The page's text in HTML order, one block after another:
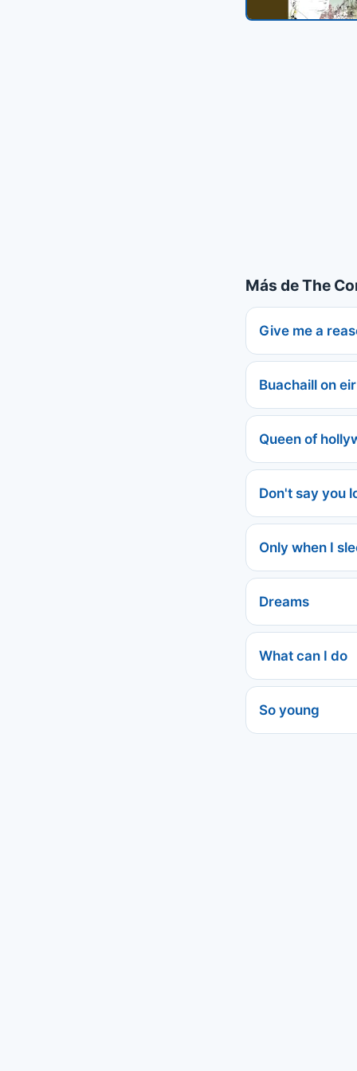
Más de The
Give me a
Buachaill on
Queen of
Don't say you
Only when I
Dreams
What can I do
So young